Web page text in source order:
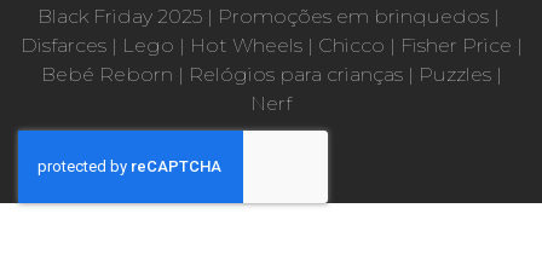
Black Friday 2025 | Promoções em brinquedos |
Disfarces| Lego | Hot Wheels| Chicco | Fisher Price |
Bebé Reborn | Relógios para crianças| Puzzles|
Nerf